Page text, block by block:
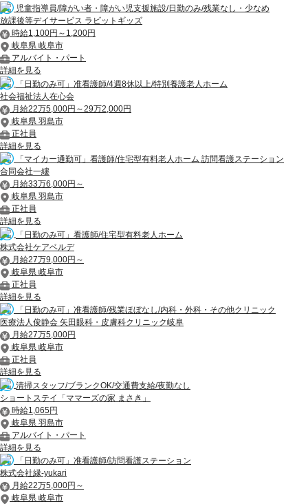
児童指導員/障がい者・障がい児支援施設/日勤のみ/残業なし・少なめ
放課後等デイサービス ラビットギッズ
時給1,100円～1,200円
岐阜県 岐阜市
アルバイト・パート
詳細を見る
「日勤のみ可」准看護師/4週8休以上/特別養護老人ホーム
社会福祉法人在心会
月給22万5,000円～29万2,000円
岐阜県 羽島市
正社員
詳細を見る
「マイカー通勤可」看護師/住宅型有料老人ホーム 訪問看護ステーション
合同会社一縷
月給33万6,000円～
岐阜県 羽島市
正社員
詳細を見る
「日勤のみ可」看護師/住宅型有料老人ホーム
株式会社ケアベルデ
月給27万9,000円～
岐阜県 岐阜市
正社員
詳細を見る
「日勤のみ可」准看護師/残業ほぼなし/内科・外科・その他クリニック
医療法人俊静会 矢田眼科・皮膚科クリニック岐阜
月給27万5,000円
岐阜県 岐阜市
正社員
詳細を見る
清掃スタッフ/ブランクOK/交通費支給/夜勤なし
ショートステイ「ママーズの家 まさき」
時給1,065円
岐阜県 羽島市
アルバイト・パート
詳細を見る
「日勤のみ可」准看護師/訪問看護ステーション
株式会社縁-yukari
月給22万5,000円～
岐阜県 岐阜市